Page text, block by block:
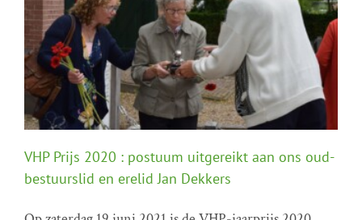
VHP Prijs 2020 : postuum uitgereikt aan ons oud-
bestuurslid en erelid Jan Dekkers